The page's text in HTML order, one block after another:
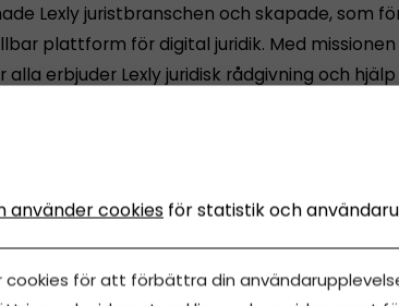
Lexly juristbranschen och skapade, som
plattform för digital juridik. Med
alla erbjuder Lexly juridisk rådgivning och
och ett brett nätverk av jurister erbjuder
fokus.
använder cookies för statistik och
cookies för att förbättra din